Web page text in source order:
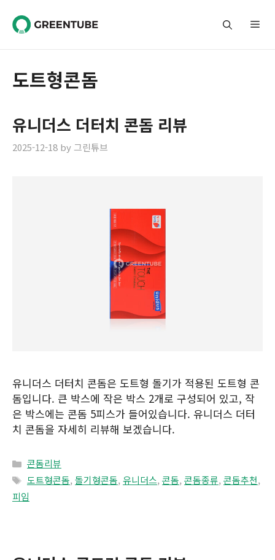
content
도트형콘돔
유니더스 더터치 콘돔 리뷰
2025-12-18 by그린튜브
유니더스 더터치 콘돔은 도트형 돌기가 적용된 도트형 콘
돔입니다. 큰 박스에 작은 박스 2개로 구성되어 있고, 작
은 박스에는 콘돔 5피스가 들어있습니다. 유니더스 더터
치 콘돔을 자세히 리뷰해 보겠습니다.
Categories
콘돔리뷰
Tags
도트형콘돔, 돌기형콘돔, 유니더스, 콘돔, 콘돔종류, 콘돔추천,
피임